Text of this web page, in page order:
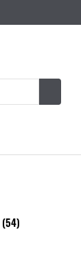
(54)